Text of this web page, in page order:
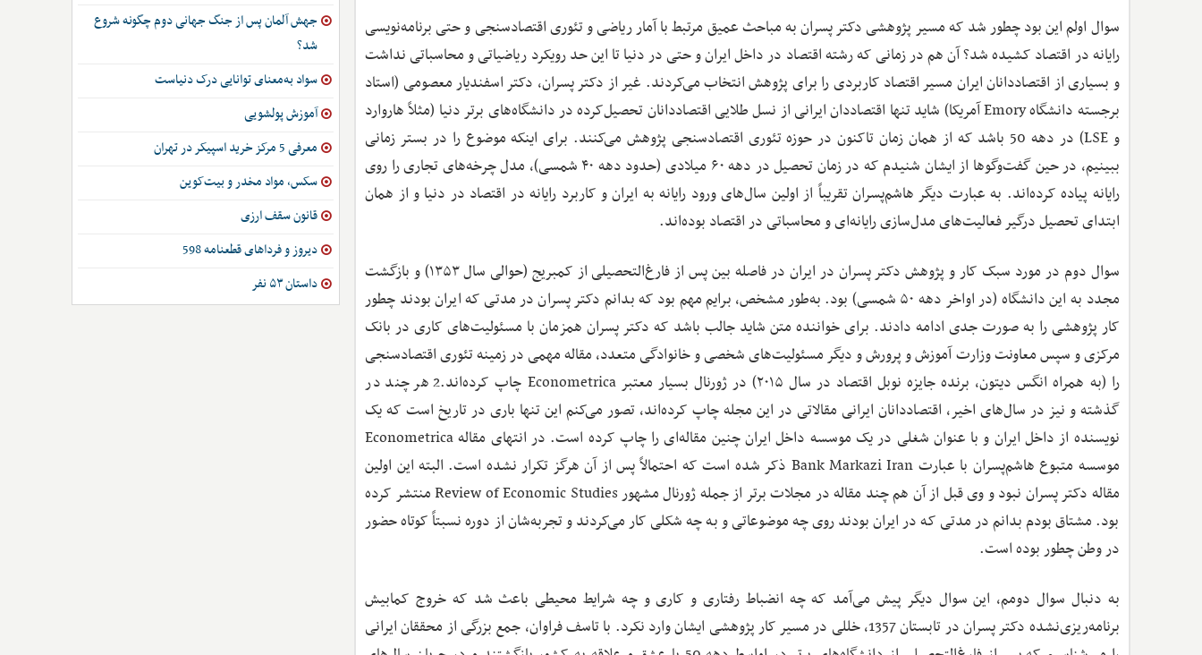
سوال اولم این بود چطور شد که مسیر پژوهشی دکتر پسران به مباحث عمیق مرتبط با آمار ریاضی و تئوری اقتصادسنجی و حتی برنامه‌نویسی
رایانه در اقتصاد کشیده شد؟ آن هم در زمانی که رشته اقتصاد در داخل ایران و حتی در دنیا تا این حد رویکرد ریاضیاتی و محاسباتی نداشت
و بسیاری از اقتصاددانان ایران مسیر اقتصاد کاربردی را برای پژوهش انتخاب می‌کردند. غیر از دکتر پسران، دکتر اسفندیار معصومی (استاد
برجسته دانشگاه Emory آمریکا) شاید تنها اقتصاددان ایرانی از نسل طلایی اقتصاددانان تحصیل‌کرده در دانشگاه‌های برتر دنیا (مثلاً هاروارد
و LSE) در دهه 50 باشد که از همان زمان تاکنون در حوزه تئوری اقتصادسنجی پژوهش می‌کنند. برای اینکه موضوع را در بستر زمانی
ببینیم، در حین گفت‌وگوها از ایشان شنیدم که در زمان تحصیل در دهه ۶۰ میلادی (حدود دهه ۴۰ شمسی)، مدل چرخه‌های تجاری را روی
رایانه پیاده کرده‌اند. به عبارت دیگر هاشم‌پسران تقریباً از اولین سال‌های ورود رایانه به ایران و کاربرد رایانه در اقتصاد در دنیا و از همان
ابتدای تحصیل درگیر فعالیت‌های مدل‌سازی رایانه‌ای و محاسباتی در اقتصاد بوده‌اند.
سوال دوم در مورد سبک کار و پژوهش دکتر پسران در ایران در فاصله بین پس از فارغ‌التحصیلی از کمبریج (حوالی سال ۱۳۵۳) و بازگشت
مجدد به این دانشگاه (در اواخر دهه ۵۰ شمسی) بود. به‌طور مشخص، برایم مهم بود که بدانم دکتر پسران در مدتی که ایران بودند چطور
کار پژوهشی را به صورت جدی ادامه دادند. برای خواننده متن شاید جالب باشد که دکتر پسران همزمان با مسئولیت‌های کاری در بانک
مرکزی و سپس معاونت وزارت آموزش و پرورش و دیگر مسئولیت‌های شخصی و خانوادگی متعدد، مقاله مهمی در زمینه تئوری اقتصادسنجی
را (به همراه انگس دیتون، برنده جایزه نوبل اقتصاد در سال ۲۰۱۵) در ژورنال بسیار معتبر Econometrica چاپ کرده‌اند.2 هر چند در
گذشته و نیز در سال‌های اخیر، اقتصاددانان ایرانی مقالاتی در این مجله چاپ کرده‌اند، تصور می‌کنم این تنها باری در تاریخ است که یک
نویسنده از داخل ایران و با عنوان شغلی در یک موسسه داخل ایران چنین مقاله‌ای را چاپ کرده است. در انتهای مقاله Econometrica
موسسه متبوع هاشم‌پسران با عبارت Bank Markazi Iran ذکر شده است که احتمالاً پس از آن هرگز تکرار نشده است. البته این اولین
مقاله دکتر پسران نبود و وی قبل از آن هم چند مقاله در مجلات برتر از جمله ژورنال مشهور Review of Economic Studies منتشر کرده
بود. مشتاق بودم بدانم در مدتی که در ایران بودند روی چه موضوعاتی و به چه شکلی کار می‌کردند و تجربه‌شان از دوره نسبتاً کوتاه حضور
در وطن چطور بوده است.
به دنبال سوال دومم، این سوال دیگر پیش می‌آمد که چه انضباط رفتاری و کاری و چه شرایط محیطی باعث شد که خروج کمابیش
برنامه‌ریزی‌نشده دکتر پسران در تابستان 1357، خللی در مسیر کار پژوهشی ایشان وارد نکرد. با تاسف فراوان، جمع بزرگی از محققان ایرانی
جهش آلمان پس از جنگ جهانی دوم چگونه شروع
شد؟
سواد به‌معنای توانایی درک دنیاست
آموزش پولشویی
معرفی 5 مرکز خرید اسپیکر در تهران
سکس، مواد مخدر و بیت‌کوین
قانون سقف ارزی
دیروز و فرداهای قطعنامه 598
داستان ۵۳ نفر